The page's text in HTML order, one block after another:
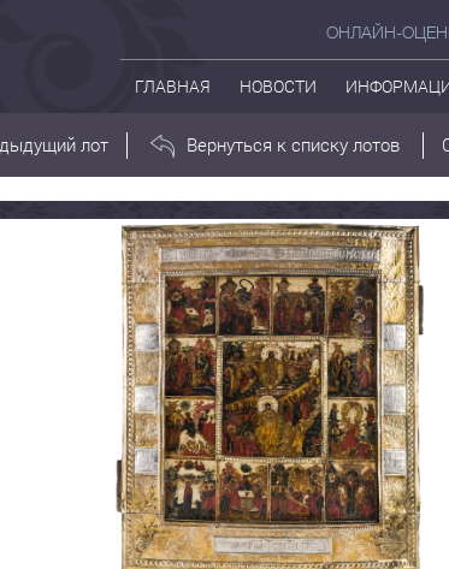
ОНЛАЙН-
ГЛАВНАЯ НОВОСТИ
лот Вернуться к списку лотов